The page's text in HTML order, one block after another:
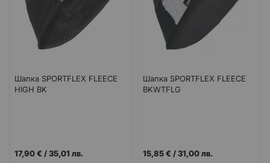
Шапка SPORTFLEX FLEECE
HIGH BK
17,90 € /35,01 лв.
Шапка SPORTFLEX FLEECE
BKWTFLG
15,85 € /31,00 лв.